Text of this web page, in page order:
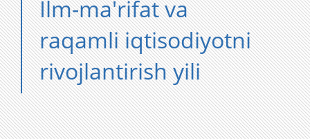
Ilm-ma'rifat va
raqamli iqtisodiyotni
rivojlantirish yili